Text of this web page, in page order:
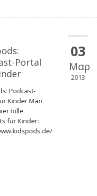
Portal
Podcast-
Kinder Man
tolle
für Kinder:
03
Μαρ
2013